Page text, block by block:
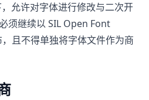
允许对字体进行修改与二次开
须继续以 SIL Open Font
且不得单独将字体文件作为商